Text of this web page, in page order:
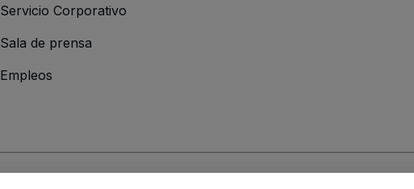
Servicio Corporativo
Sala de prensa
Empleos